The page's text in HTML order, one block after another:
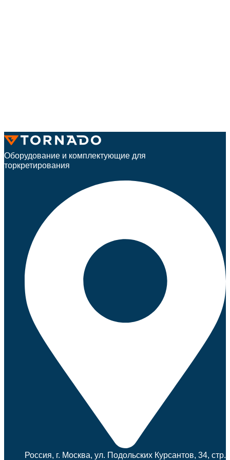
Оборудование и комплектующие для
торкретирования
Россия, г. Москва, ул. Подольских Курсантов, 34, стр.